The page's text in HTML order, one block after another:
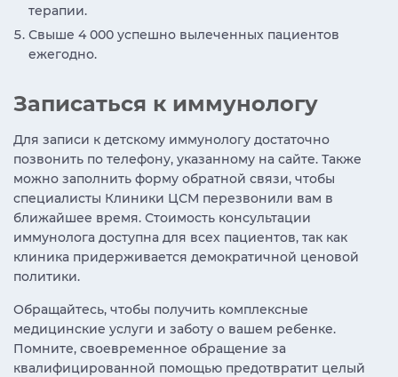
терапии.
Свыше 4 000 успешно вылеченных пациентов
ежегодно.
Записаться к иммунологу
Для записи к детскому иммунологу достаточно
позвонить по телефону, указанному на сайте. Также
можно заполнить форму обратной связи, чтобы
специалисты Клиники ЦСМ перезвонили вам в
ближайшее время. Стоимость консультации
иммунолога доступна для всех пациентов, так как
клиника придерживается демократичной ценовой
политики.
Обращайтесь, чтобы получить комплексные
медицинские услуги и заботу о вашем ребенке.
Помните, своевременное обращение за
квалифицированной помощью предотвратит целый